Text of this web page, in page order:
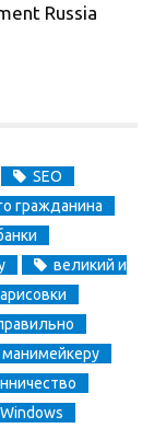
Russia
SEO
гражданина
великий и
манимейкеру